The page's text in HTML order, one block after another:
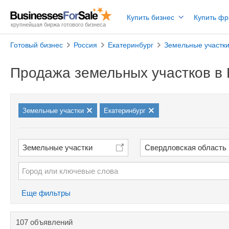
крупнейшая биржа готового бизнеса
Купить бизнес Купить
Готовый бизнес Россия Екатеринбург Земельные участки
Продажа земельных участков в
Земельные участки Екатеринбург
Земельные участки Свердловская область
Еще фильтры
107 объявлений